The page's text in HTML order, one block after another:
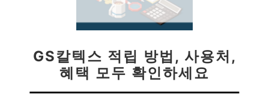
GS칼텍스 적립 방법, 사용처,
혜택 모두 확인하세요